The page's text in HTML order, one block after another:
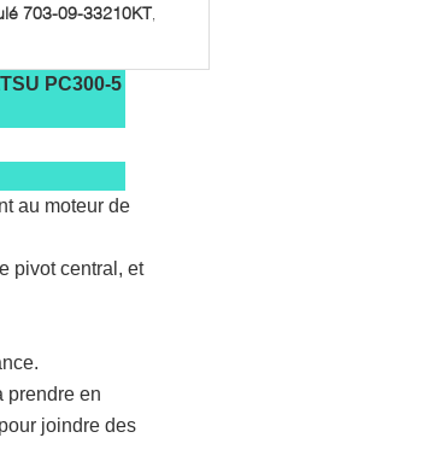
703-09-33210KT,
PC300-5
au moteur de
pivot central, et
prendre en
joindre des